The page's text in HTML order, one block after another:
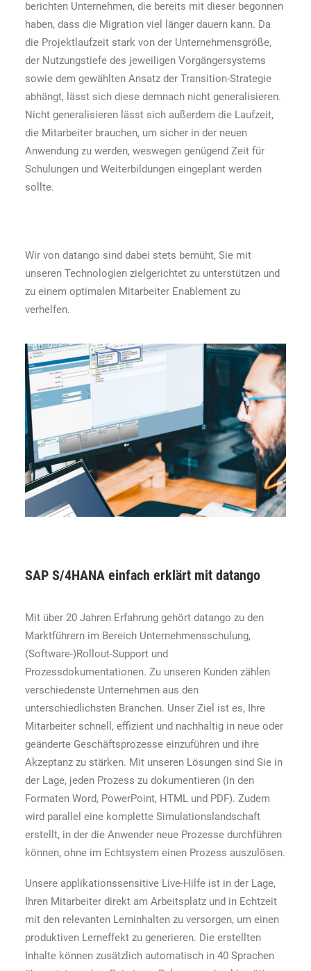
berichten Unternehmen, die bereits mit dieser begonnen
haben, dass die Migration viel länger dauern kann. Da
die Projektlaufzeit stark von der Unternehmensgröße,
der Nutzungstiefe des jeweiligen Vorgängersystems
sowie dem gewählten Ansatz der Transition-Strategie
abhängt, lässt sich diese demnach nicht generalisieren.
Nicht generalisieren lässt sich außerdem die Laufzeit,
die Mitarbeiter brauchen, um sicher in der neuen
Anwendung zu werden, weswegen genügend Zeit für
Schulungen und Weiterbildungen eingeplant werden
sollte.
Wir von datango sind dabei stets bemüht, Sie mit
unseren Technologien zielgerichtet zu unterstützen und
zu einem optimalen Mitarbeiter Enablement zu
verhelfen.
SAP S/4HANA einfach erklärt mit datango
Mit über 20 Jahren Erfahrung gehört datango zu den
Marktführern im Bereich Unternehmensschulung,
(Software-)Rollout-Support und
Prozessdokumentationen. Zu unseren Kunden zählen
verschiedenste Unternehmen aus den
unterschiedlichsten Branchen. Unser Ziel ist es, Ihre
Mitarbeiter schnell, effizient und nachhaltig in neue oder
geänderte Geschäftsprozesse einzuführen und ihre
Akzeptanz zu stärken. Mit unseren Lösungen sind Sie in
der Lage, jeden Prozess zu dokumentieren (in den
Formaten Word, PowerPoint, HTML und PDF). Zudem
wird parallel eine komplette Simulationslandschaft
erstellt, in der die Anwender neue Prozesse durchführen
können, ohne im Echtsystem einen Prozess auszulösen.
Unsere applikationssensitive Live-Hilfe ist in der Lage,
Ihren Mitarbeiter direkt am Arbeitsplatz und in Echtzeit
mit den relevanten Lerninhalten zu versorgen, um einen
produktiven Lerneffekt zu generieren. Die erstellten
Inhalte können zusätzlich automatisch in 40 Sprachen